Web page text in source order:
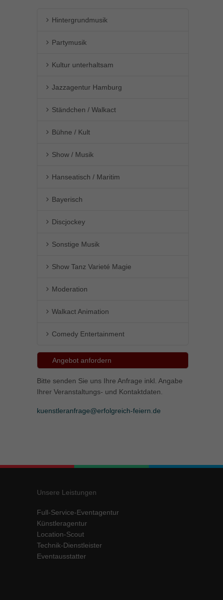
Hintergrundmusik
Partymusik
Kultur unterhaltsam
Jazzagentur Hamburg
Ständchen / Walkact
Bühne / Kult
Show / Musik
Hanseatisch / Maritim
Bayerisch
Discjockey
Sonstige Musik
Show Tanz Varieté Magie
Moderation
Walkact Animation
Comedy Entertainment
Angebot anfordern
Bitte senden Sie uns Ihre Anfrage inkl. Angabe
Ihrer Veranstaltungs- und Kontaktdaten.
kuenstleranfrage@erfolgreich-feiern.de
Unsere Leistungen
Full-Service-Eventagentur
Künstleragentur
Location-Scout
Technik-Dienstleister
Eventausstatter